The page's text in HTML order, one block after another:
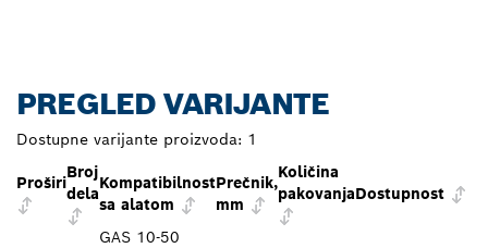
PREGLED VARIJANTE
Dostupne varijante proizvoda: 1
Proširi
Broj
dela
Kompatibilnost
sa alatom
Prečnik,
mm
Količina
pakovanjaDostupnost
GAS 10-50